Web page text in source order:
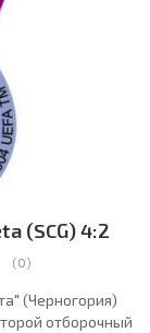
(SCG) 4:2
(0)
(Черногория)
отборочный